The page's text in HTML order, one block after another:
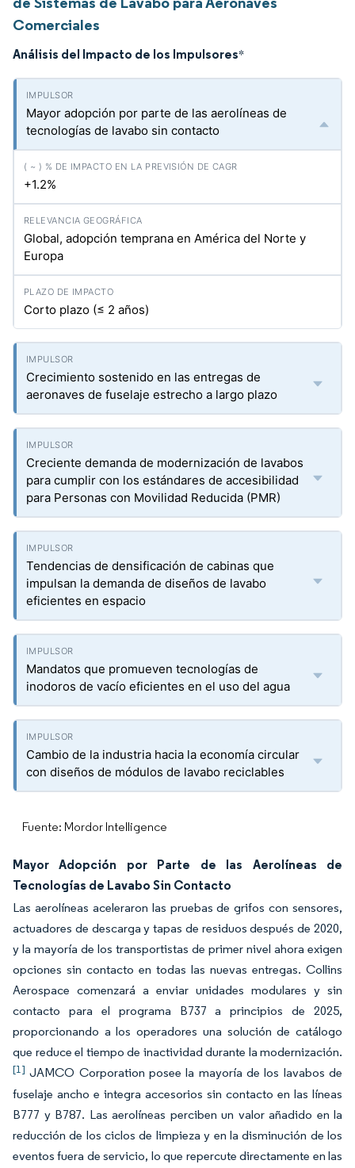
Comerciales
Análisis del Impacto de los Impulsores*
Mayor adopción por parte de las aerolíneas de
tecnologías de lavabo sin contacto
+1.2%
Global, adopción temprana en América del Norte y
Europa
Corto plazo (≤ 2 años)
Crecimiento sostenido en las entregas de
aeronaves de fuselaje estrecho a largo plazo
Creciente demanda de modernización de lavabos
para cumplir con los estándares de accesibilidad
para Personas con Movilidad Reducida (PMR)
Tendencias de densificación de cabinas que
impulsan la demanda de diseños de lavabo
eficientes en espacio
Mandatos que promueven tecnologías de
inodoros de vacío eficientes en el uso del agua
Cambio de la industria hacia la economía circular
con diseños de módulos de lavabo reciclables
Fuente: Mordor Intelligence
Mayor Adopción por Parte de las Aerolíneas de
Tecnologías de Lavabo Sin Contacto
Las aerolíneas aceleraron las pruebas de grifos con sensores,
actuadores de descarga y tapas de residuos después de 2020,
y la mayoría de los transportistas de primer nivel ahora exigen
opciones sin contacto en todas las nuevas entregas. Collins
Aerospace comenzará a enviar unidades modulares y sin
contacto para el programa B737 a principios de 2025,
proporcionando a los operadores una solución de catálogo
que reduce el tiempo de inactividad durante la modernización.
[1] JAMCO Corporation posee la mayoría de los lavabos de
fuselaje ancho e integra accesorios sin contacto en las líneas
B777 y B787. Las aerolíneas perciben un valor añadido en la
reducción de los ciclos de limpieza y en la disminución de los
eventos fuera de servicio, lo que repercute directamente en las